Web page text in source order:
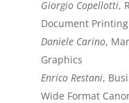
Giorgio Copellotti,
Document
Daniele Carino,
Graphics
Enrico Restani,
Wide Format